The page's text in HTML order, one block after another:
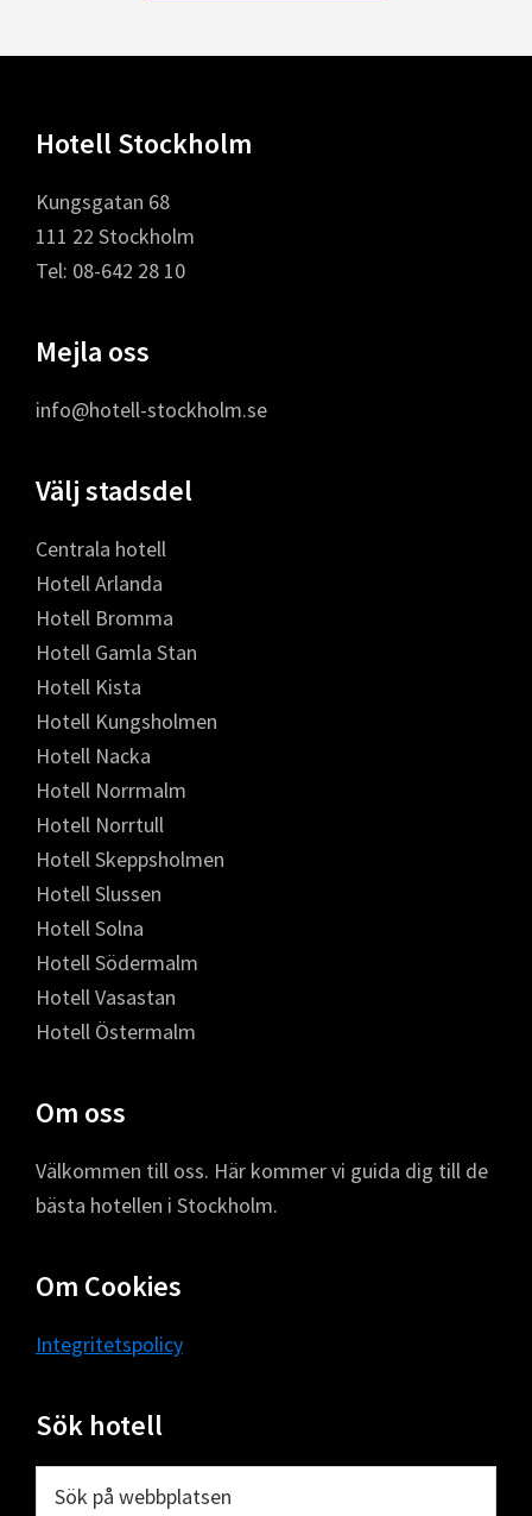
Footer
Hotell Stockholm
Kungsgatan 68
111 22 Stockholm
Tel: 08-642 28 10
Mejla oss
info@hotell-stockholm.se
Välj stadsdel
Centrala hotell
Hotell Arlanda
Hotell Bromma
Hotell Gamla Stan
Hotell Kista
Hotell Kungsholmen
Hotell Nacka
Hotell Norrmalm
Hotell Norrtull
Hotell Skeppsholmen
Hotell Slussen
Hotell Solna
Hotell Södermalm
Hotell Vasastan
Hotell Östermalm
Om oss
Välkommen till oss. Här kommer vi guida dig till de
bästa hotellen i Stockholm.
Om Cookies
Integritetspolicy
Sök hotell